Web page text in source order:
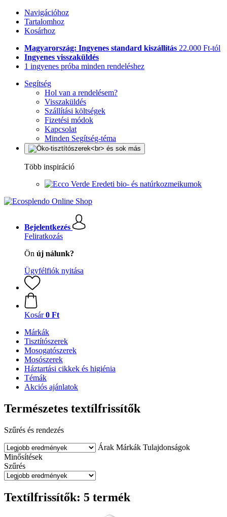
Navigációhoz
Tartalomhoz
Kosárhoz
Magyarország: Ingyenes standard kiszállítás 22.000 Ft-tól
Ingyenes visszaküldés
1 ingyenes próba minden rendeléshez
Segítség
Hol van a rendelésem?
Visszaküldés
Szállítási költségek
Fizetési módok
Kapcsolat
Minden Segítség-téma
Több inspiráció
Eredeti bio- és natúrkozmeikumok
Bejelentkezés
Feliratkozás
Ön új nálunk?
Ügyfélfiók nyitása
Kosár 0 Ft
Márkák
Tisztítószerek
Mosogatószerek
Mosószerek
Háztartási cikkek és higiénia
Témák
Akciós ajánlatok
Természetes textílfrissítők
Szűrés és rendezés
Árak Márkák Tulajdonságok
Minősítések
Szűrés
Textílfrissítők: 5 termék